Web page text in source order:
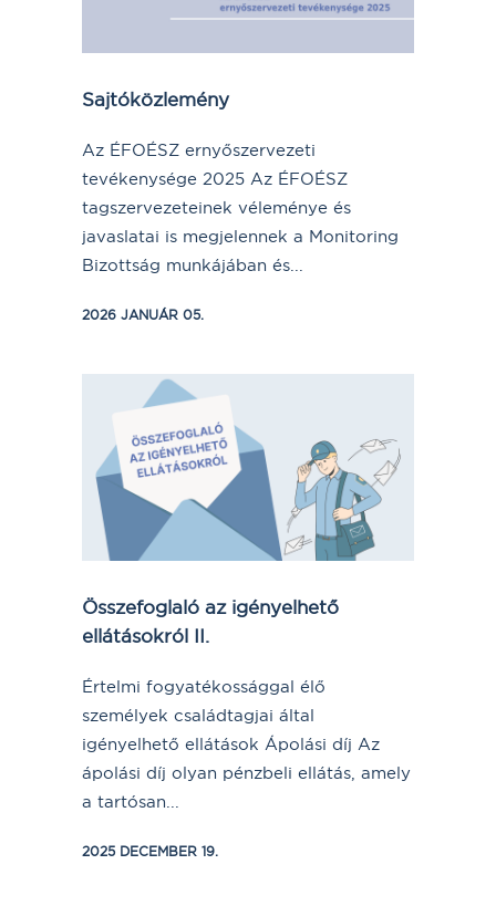
Sajtóközlemény
Az ÉFOÉSZ ernyőszervezeti
tevékenysége 2025 Az ÉFOÉSZ
tagszervezeteinek véleménye és
javaslatai is megjelennek a Monitoring
Bizottság munkájában és...
2026 JANUÁR 05.
Összefoglaló az igényelhető
ellátásokról II.
Értelmi fogyatékossággal élő
személyek családtagjai által
igényelhető ellátások Ápolási díj Az
ápolási díj olyan pénzbeli ellátás, amely
a tartósan...
2025 DECEMBER 19.